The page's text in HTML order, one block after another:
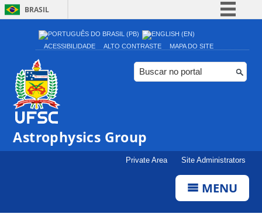
BRASIL
Simplifique!
Comunica BR
Participe
ACESSIBILIDADE ALTO CONTRASTE MAPA DO SITE
Astrophysics Group
Private Area Site Administrators
MENU
0:00